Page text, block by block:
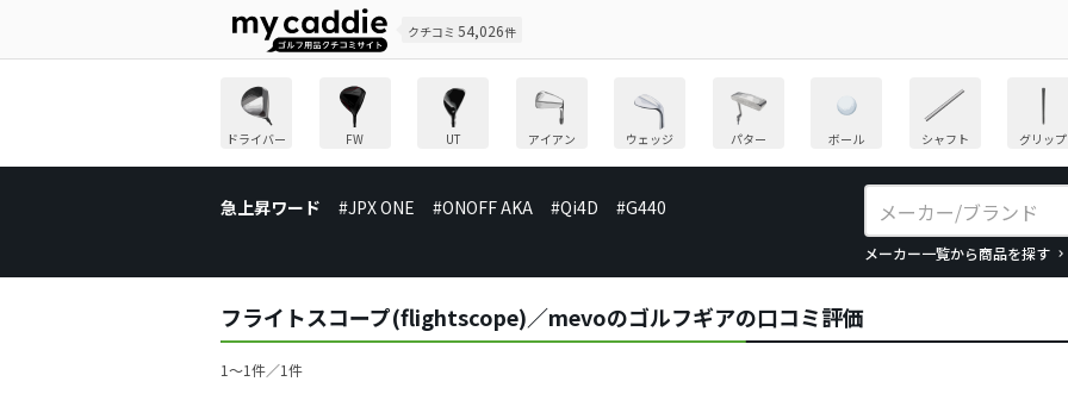
クチコミ 54,026件
ドライバー FW UT アイアン ウェッジ パター ボール シャフト グリップ
急上昇ワード #JPX ONE #ONOFF AKA #Qi4D #G440
メーカー一覧から商品を探す
フライトスコープ(flightscope)／mevoのゴルフギアの口コミ評価
1〜1件／1件